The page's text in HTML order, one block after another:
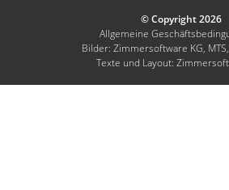
© Copyright 2026
Allgemeine
Bilder: Zimmersoftware KG,
Texte und Layout: